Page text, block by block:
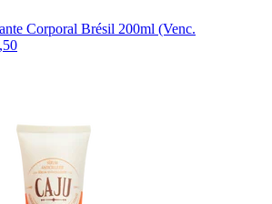
Corporal Brésil 200ml (Venc.